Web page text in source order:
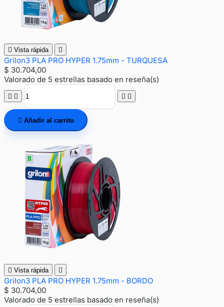
 Vista rápida 
Grilon3 PLA PRO HYPER 1.75mm - TURQUESA
$ 30.704,00
Valorado de 5 estrellas basado en reseña(s)
   
 Añadir al carrito
 Vista rápida 
Grilon3 PLA PRO HYPER 1.75mm - BORDO
$ 30.704,00
Valorado de 5 estrellas basado en reseña(s)